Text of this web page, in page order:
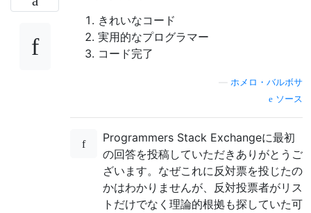
きれいなコード
実用的なプログラマー
コード完了
ホメロ・バルボサ
ソース
Programmers Stack Exchangeに最初
の回答を投稿していただきありがとうご
ざいます。なぜこれに反対票を投じたの
かはわかりませんが、反対投票者がリス
トだけでなく理論的根拠も探していた可